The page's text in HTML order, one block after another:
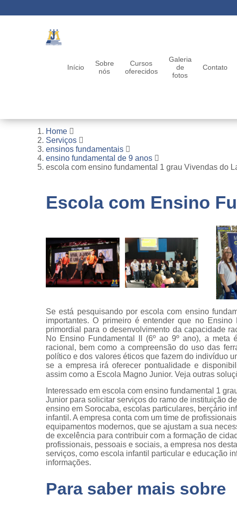
Início
Sobre
nós
Cursos
oferecidos
Galeria
de
fotos
Contato
Home
Serviços
ensinos fundamentais
ensino fundamental de 9 anos
escola com ensino fundamental 1 grau Vivendas do
Escola com Ensino
Se está pesquisando por escola com ensino
importantes. O primeiro é entender que no
primordial para o desenvolvimento da capacidade
No Ensino Fundamental II (6º ao 9º ano), a meta
racional, bem como a compreensão do uso das
político e dos valores éticos que fazem do indivíduo
se a empresa irá oferecer pontualidade e
assim como a Escola Magno Junior. Veja outras
Interessado em escola com ensino fundamental 1
Junior para solicitar serviços do ramo de instituição
ensino em Sorocaba, escolas particulares, berçário
infantil. A empresa conta com um time de
equipamentos modernos, que se ajustam a sua
de excelência para contribuir com a formação de
profissionais, pessoais e sociais, a empresa nos
serviços, como escola infantil particular e educação
informações.
Para saber mais sobre